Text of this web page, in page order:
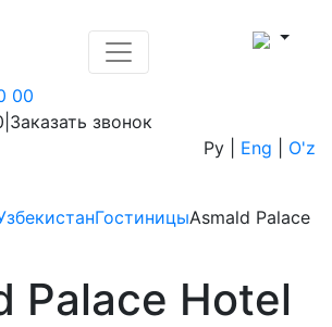
00
Заказать звонок
Ру
Eng O'z
ГостиницыAsmald Palace
Palace Hotel